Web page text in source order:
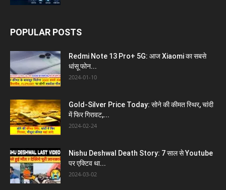
POPULAR POSTS
Redmi Note 13 Pro+ 5G: आज Xiaomi का सबसे
धांसू फोन...
2024-01-10
Gold-Silver Price Today: सोने की कीमत स्थिर, चांदी
में फिर गिरावट,...
2024-02-24
Nishu Deshwal Death Story: 7 साल से Youtube
पर एक्टिव था...
2024-03-02